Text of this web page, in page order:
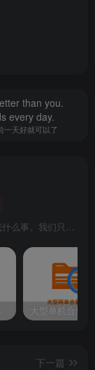
than you.
every day.
一天好就可以了
有时候，我们并不是在等什么人或什么事。我们只是在静待岁月改变自己
程视频(部分免虚拟机一键端 )
下一篇